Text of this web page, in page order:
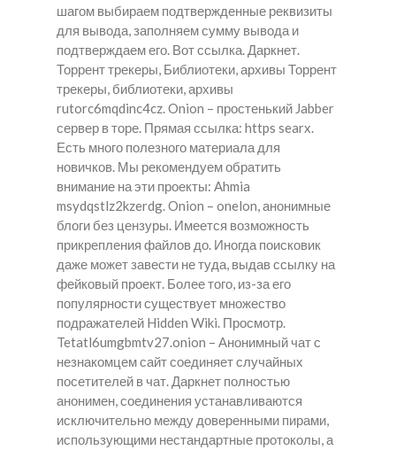
шагом выбираем подтвержденные реквизиты
для вывода, заполняем сумму вывода и
подтверждаем его. Вот ссылка. Даркнет.
Торрент трекеры, Библиотеки, архивы Торрент
трекеры, библиотеки, архивы
rutorc6mqdinc4cz. Onion – простенький Jabber
сервер в торе. Прямая ссылка: https searx.
Есть много полезного материала для
новичков. Мы рекомендуем обратить
внимание на эти проекты: Ahmia
msydqstlz2kzerdg. Onion – onelon, анонимные
блоги без цензуры. Имеется возможность
прикрепления файлов до. Иногда поисковик
даже может завести не туда, выдав ссылку на
фейковый проект. Более того, из-за его
популярности существует множество
подражателей Hidden Wiki. Просмотр.
Tetatl6umgbmtv27.onion – Анонимный чат с
незнакомцем сайт соединяет случайных
посетителей в чат. Даркнет полностью
анонимен, соединения устанавливаются
исключительно между доверенными пирами,
использующими нестандартные протоколы, а